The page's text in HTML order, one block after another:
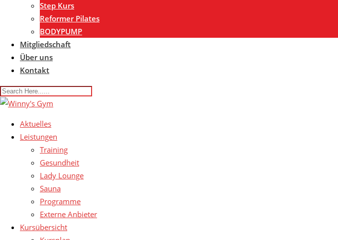
Step Kurs
Reformer Pilates
BODYPUMP
Mitgliedschaft
Über uns
Kontakt
Aktuelles
Leistungen
Training
Gesundheit
Lady Lounge
Sauna
Programme
Externe Anbieter
Kursübersicht